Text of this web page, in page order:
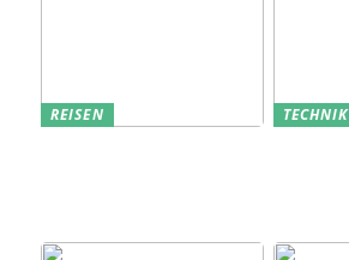
REISEN
TECHNIK